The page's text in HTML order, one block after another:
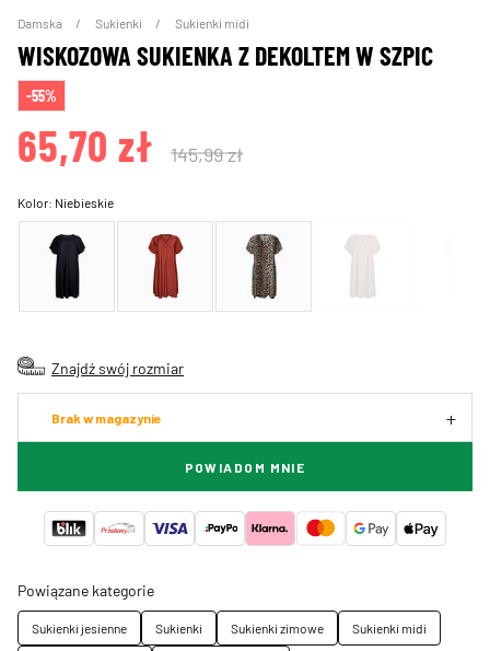
Damska Sukienki Sukienki midi
WISKOZOWA SUKIENKA Z DEKOLTEM W SZPIC
-55%
65,70 zł 145,99 zł
Kolor: Niebieskie
Znajdź swój rozmiar
Brak w magazynie
POWIADOM MNIE
Powiązane kategorie
Sukienki jesienne Sukienki Sukienki zimowe
Sukienki midi